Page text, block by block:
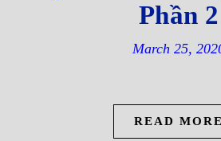
Phần 2
March 25,
READ MORE